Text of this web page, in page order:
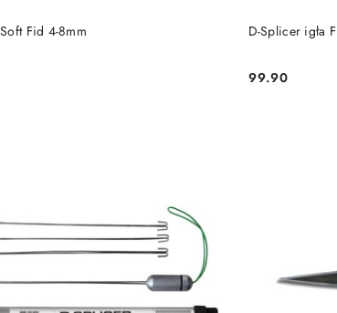
Fid 4-8mmDO KOSZYKA D-Splicer igła
Cena:
99.90